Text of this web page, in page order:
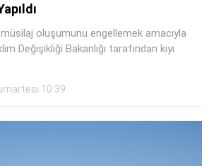
oluşumunu engellemek amacıyla
Değişikliği Bakanlığı tarafından kıyı
10:39